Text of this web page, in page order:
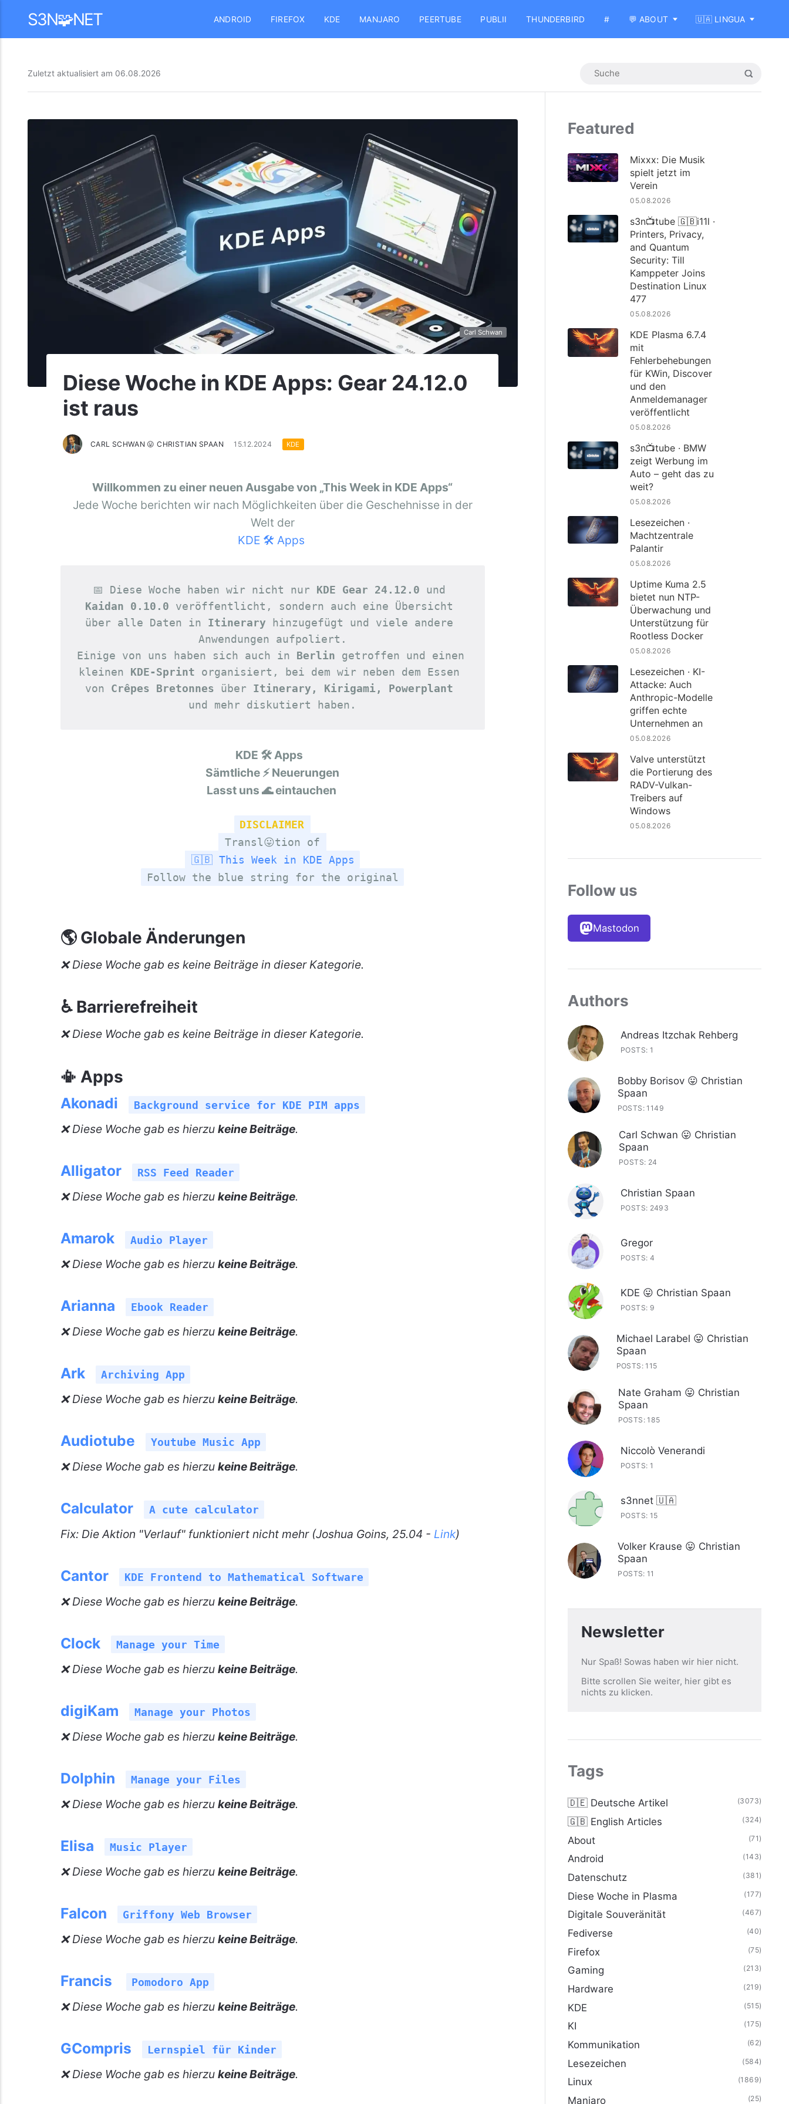
S3N🧩NET ANDROID FIREFOX KDE MANJARO PEERTUBE PUBLII THUNDERBIRD # 💬 ABOUT 🇺🇦 LINGUA
Zuletzt aktualisiert am 06.08.2026
Carl Schwan
Diese Woche in KDE Apps: Gear 24.12.0
ist raus
CARL SCHWAN 😛 CHRISTIAN SPAAN 15.12.2024 KDE
Willkommen zu einer neuen Ausgabe von „This Week in KDE Apps“
Jede Woche berichten wir nach Möglichkeiten über die Geschehnisse in der
Welt der
KDE 🛠 Apps
📅 Diese Woche haben wir nicht nur KDE Gear 24.12.0
Kaidan 0.10.0 veröffentlicht, sondern auch eine Übersicht
über alle Daten in Itinerary hinzugefügt und viele andere
Anwendungen aufpoliert.
Einige von uns haben sich auch in Berlin getroffen und einen
kleinen KDE-Sprint organisiert, bei dem wir neben dem Essen
von Crêpes Bretonnes über Itinerary, Kirigami, Powerplant
und mehr diskutiert haben.
KDE 🛠 Apps
Sämtliche ⚡ Neuerungen
Lasst uns 🌊 eintauchen
DISCLAIMER
Transl😛tion of
🇬🇧 This Week in KDE Apps
Follow the blue string for the original
🌎 Globale Änderungen
❌ Diese Woche gab es keine Beiträge in dieser Kategorie.
♿ Barrierefreiheit
❌ Diese Woche gab es keine Beiträge in dieser Kategorie.
📳 Apps
Akonadi Background service for KDE PIM apps
❌ Diese Woche gab es hierzu keine Beiträge.
Alligator RSS Feed Reader
❌ Diese Woche gab es hierzu keine Beiträge.
Amarok Audio Player
❌ Diese Woche gab es hierzu keine Beiträge.
Arianna Ebook Reader
❌ Diese Woche gab es hierzu keine Beiträge.
Ark Archiving App
❌ Diese Woche gab es hierzu keine Beiträge.
Audiotube Youtube Music App
❌ Diese Woche gab es hierzu keine Beiträge.
Calculator A cute calculator
Fix: Die Aktion "Verlauf" funktioniert nicht mehr (Joshua Goins, 25.04 - Link)
Cantor KDE Frontend to Mathematical Software
❌ Diese Woche gab es hierzu keine Beiträge.
Clock Manage your Time
❌ Diese Woche gab es hierzu keine Beiträge.
digiKam Manage your Photos
❌ Diese Woche gab es hierzu keine Beiträge.
Dolphin Manage your Files
❌ Diese Woche gab es hierzu keine Beiträge.
Elisa Music Player
❌ Diese Woche gab es hierzu keine Beiträge.
Falcon Griffony Web Browser
❌ Diese Woche gab es hierzu keine Beiträge.
Francis Pomodoro App
❌ Diese Woche gab es hierzu keine Beiträge.
GCompris Lernspiel für Kinder
❌ Diese Woche gab es hierzu keine Beiträge.
Featured
Mixxx: Die Musik
spielt jetzt im
Verein
05.08.2026
s3n📺tube 🇬🇧i11l ·
Printers, Privacy,
and Quantum
Security: Till
Kamppeter Joins
Destination Linux
477
05.08.2026
KDE Plasma 6.7.4
mit
Fehlerbehebungen
für KWin, Discover
und den
Anmeldemanager
veröffentlicht
05.08.2026
s3n📺tube · BMW
zeigt Werbung im
Auto – geht das zu
weit?
05.08.2026
Lesezeichen ·
Machtzentrale
Palantir
05.08.2026
Uptime Kuma 2.5
bietet nun NTP-
Überwachung und
Unterstützung für
Rootless Docker
05.08.2026
Lesezeichen · KI-
Attacke: Auch
Anthropic-Modelle
griffen echte
Unternehmen an
05.08.2026
Valve unterstützt
die Portierung des
RADV-Vulkan-
Treibers auf
Windows
05.08.2026
Follow us
Mastodon
Authors
Andreas Itzchak Rehberg
POSTS: 1
Bobby Borisov 😛 Christian
Spaan
POSTS: 1149
Carl Schwan 😛 Christian
Spaan
POSTS: 24
Christian Spaan
POSTS: 2493
Gregor
POSTS: 4
KDE 😛 Christian Spaan
POSTS: 9
Michael Larabel 😛 Christian
Spaan
POSTS: 115
Nate Graham 😛 Christian
Spaan
POSTS: 185
Niccolò Venerandi
POSTS: 1
s3nnet 🇺🇦
POSTS: 15
Volker Krause 😛 Christian
Spaan
POSTS: 11
Newsletter
Nur Spaß! Sowas haben wir hier nicht.
Bitte scrollen Sie weiter, hier gibt es
nichts zu klicken.
Tags
🇩🇪 Deutsche Artikel (3073)
🇬🇧 English Articles (324)
About (71)
Android (143)
Datenschutz (381)
Diese Woche in Plasma (177)
Digitale Souveränität (467)
Fediverse (40)
Firefox (75)
Gaming (213)
Hardware (219)
KDE (515)
KI (175)
Kommunikation (62)
Lesezeichen (584)
Linux (1869)
Manjaro (25)